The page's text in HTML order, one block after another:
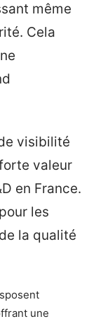
même
Cela
visibilité
valeur
en France.
les
la qualité
une